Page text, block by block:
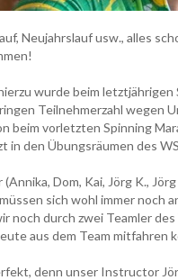
Neujahrslauf usw., alles
wurde beim
Teilnehmerzahl wegen
beim vorletzten Spinning
in den Übungsräumen des
(Annika, Dom, Kai, Jörg K.,
sich wohl immer noch
noch durch zwei Teamler
aus dem Team mitfahren
denn unser Instructor